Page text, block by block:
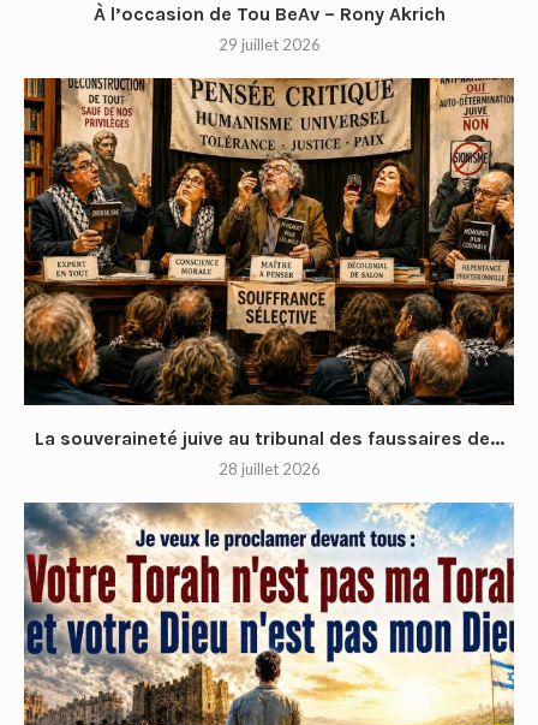
À l’occasion de Tou BeAv – Rony Akrich
29 juillet 2026
La souveraineté juive au tribunal des faussaires de...
28 juillet 2026